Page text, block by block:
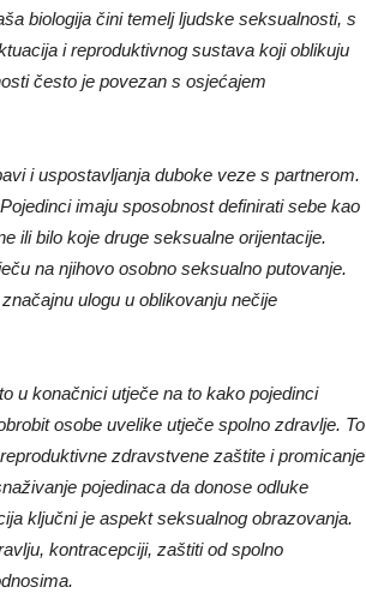
biologija čini temelj ljudske seksualnosti, s
i reproduktivnog sustava koji oblikuju
često je povezan s osjećajem
i uspostavljanja duboke veze s partnerom.
imaju sposobnost definirati sebe kao
ili bilo koje druge seksualne orijentacije.
na njihovo osobno seksualno putovanje.
ulogu u oblikovanju nečije
u konačnici utječe na to kako pojedinci
osobe uvelike utječe spolno zdravlje. To
zdravstvene zaštite i promicanje
pojedinaca da donose odluke
ključni je aspekt seksualnog obrazovanja.
kontracepciji, zaštiti od spolno